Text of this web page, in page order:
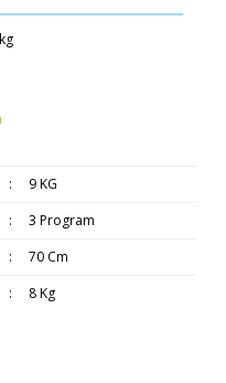
:
9 KG
:
3 Program
:
70 Cm
: 8 Kg